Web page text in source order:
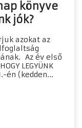
könyve
jók?
azokat az
Az év első
LEGYÜNK
én (kedden...